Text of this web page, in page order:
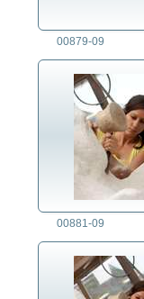
00879-09
00881-09